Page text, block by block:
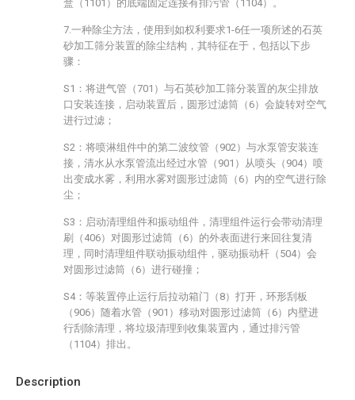
Description
盒（1101）的底端固定连接有排污管（1104）。
7.一种除尘方法，使用到如权利要求1-6任一项所述的石英
砂加工筛分装置的除尘结构，其特征在于，包括以下步
骤：
S1：将进气管（701）与石英砂加工筛分装置的灰尘排放
口安装连接，启动装置后，圆形过滤筒（6）会旋转对空气
进行过滤；
S2：将喷淋组件中的第二波纹管（902）与水泵管安装连
接，清水从水泵管流出经过水管（901）从喷头（904）喷
出变成水雾，利用水雾对圆形过滤筒（6）内的空气进行除
尘；
S3：启动清理组件和振动组件，清理组件运行会带动清理
刷（406）对圆形过滤筒（6）的外表面进行来回往复清
理，同时清理组件联动振动组件，驱动振动杆（504）会
对圆形过滤筒（6）进行碰撞；
S4：等装置停止运行后拉动箱门（8）打开，环形刮板
（906）随着水管（901）移动对圆形过滤筒（6）内壁进
行刮除清理，将垃圾清理到收集装置内，通过排污管
（1104）排出。